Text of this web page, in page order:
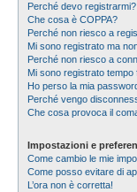
Perché devo registrarmi?
Che cosa è COPPA?
Perché non riesco a
Mi sono registrato ma
Perché non riesco a
Mi sono registrato
Ho perso la mia
Perché vengo
Che cosa provoca il
Impostazioni e
Come cambio le mie
Come posso evitare di
L’ora non è corretta!